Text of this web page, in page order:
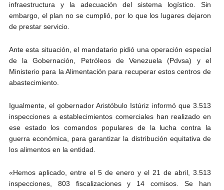
infraestructura y la adecuación del sistema logístico. Sin
embargo, el plan no se cumplió, por lo que los lugares dejaron
de prestar servicio.
Ante esta situación, el mandatario pidió una operación especial
de la Gobernación, Petróleos de Venezuela (Pdvsa) y el
Ministerio para la Alimentación para recuperar estos centros de
abastecimiento.
Igualmente, el gobernador Aristóbulo Istúriz informó que 3.513
inspecciones a establecimientos comerciales han realizado en
ese estado los comandos populares de la lucha contra la
guerra económica, para garantizar la distribución equitativa de
los alimentos en la entidad.
«Hemos aplicado, entre el 5 de enero y el 21 de abril, 3.513
inspecciones, 803 fiscalizaciones y 14 comisos. Se han